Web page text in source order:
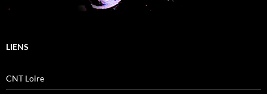
LIENS
CNT Loire